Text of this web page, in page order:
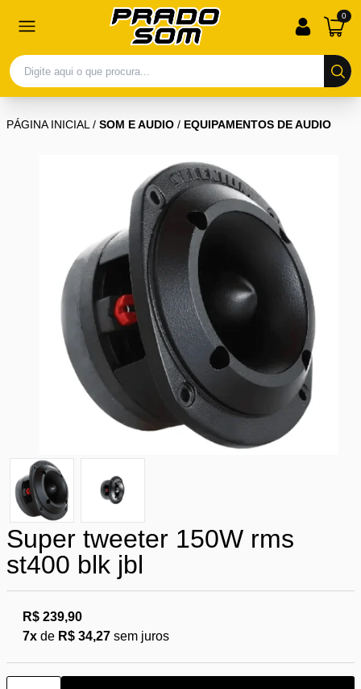
0
PÁGINA INICIAL/ SOM E AUDIO / EQUIPAMENTOS DE AUDIO
Super tweeter 150W rms
st400 blk jbl
R$ 239,90
7x de R$ 34,27 sem juros